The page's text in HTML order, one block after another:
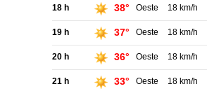
18 h 38° Oeste 18 km/h
19 h 37° Oeste 18 km/h
20 h 36° Oeste 18 km/h
21 h 33° Oeste 18 km/h